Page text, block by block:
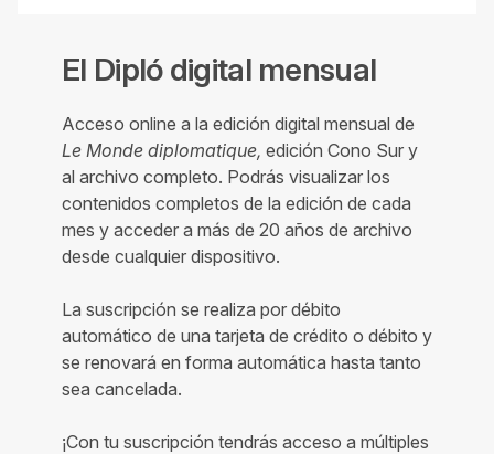
El Dipló digital mensual
Acceso online a la edición digital mensual de
Le Monde diplomatique, edición Cono Sur y
al archivo completo. Podrás visualizar los
contenidos completos de la edición de cada
mes y acceder a más de 20 años de archivo
desde cualquier dispositivo.
La suscripción se realiza por débito
automático de una tarjeta de crédito o débito y
se renovará en forma automática hasta tanto
sea cancelada.
¡Con tu suscripción tendrás acceso a múltiples